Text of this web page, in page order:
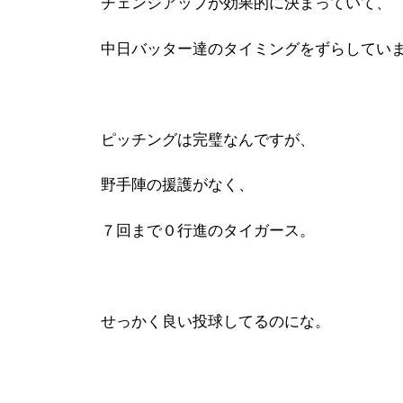
中日バッター達のタイミングをずらしていま
ピッチングは完璧なんですが、
野手陣の援護がなく、
７回まで０行進のタイガース。
せっかく良い投球してるのにな。